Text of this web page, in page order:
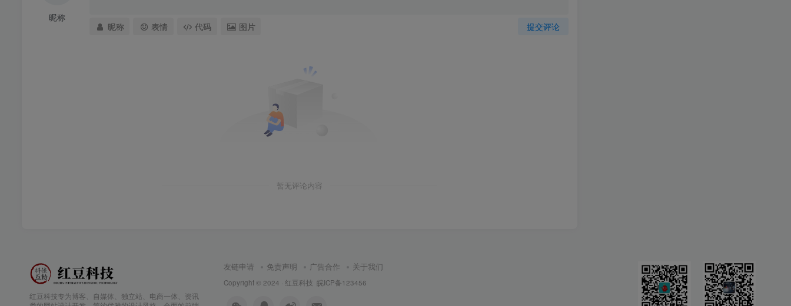
昵称
提交评论
昵称 表情 代码 图片
暂无评论内容
红豆科技专为博客、自媒体、独立站、电商一体、资讯
友链申请 免责声明 广告合作 关于我们
Copyright © 2024 · 红豆科技 皖ICP备123456